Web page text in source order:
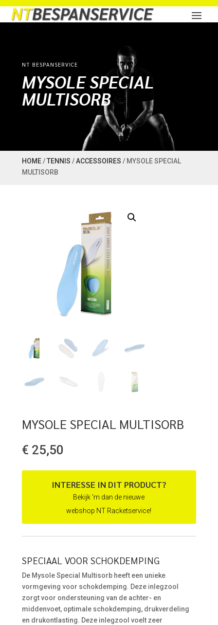
NT BESPANSERVICE
MYSOLE SPECIAL
MULTISORB
HOME/TENNIS /ACCESSOIRES / MYSOLE SPECIAL
MULTISORB
MYSOLE SPECIAL MULTISORB
€ 25,50
INTERESSE IN DIT PRODUCT?
Bekijk 'm dan de nieuwe
webshop NT Racketservice!
SPECIAAL VOOR SCHOKDEMPING
De Mysole Special Multisorb heeft een unieke
vormgeving voor schokdemping. Deze inlegzool
zorgt voor ondersteuning van de achter- en
middenvoet, optimale schokdemping, drukverdeling
en drukontlasting. Deze inlegzool voelt zeer